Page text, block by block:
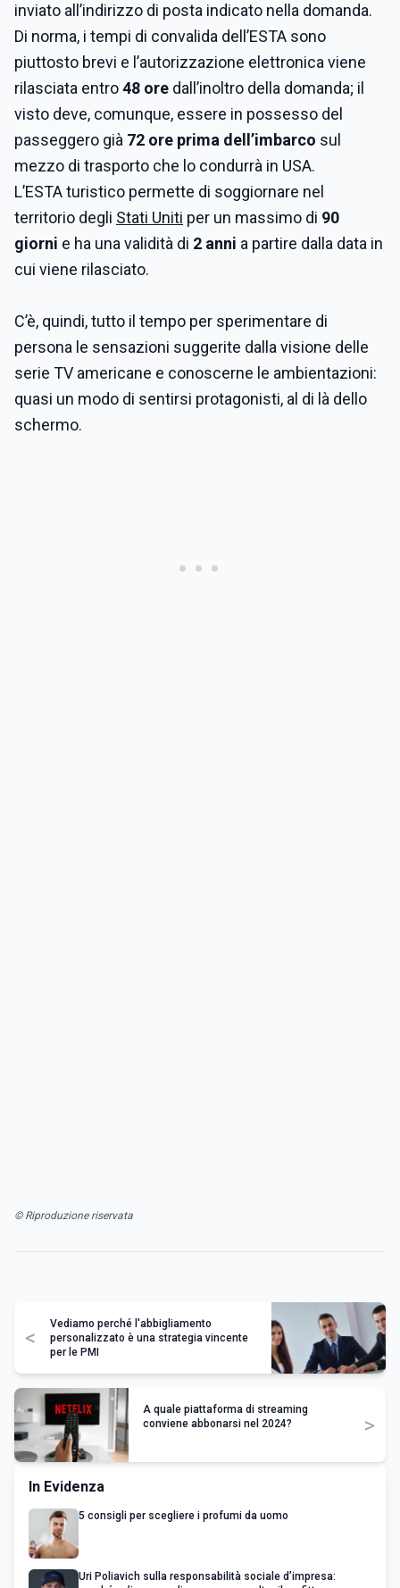
inviato all’indirizzo di posta indicato nella domanda.
Di norma, i tempi di convalida dell’ESTA sono
piuttosto brevi e l’autorizzazione elettronica viene
rilasciata entro48 ore dall’inoltro della domanda; il
visto deve, comunque, essere in possesso del
passeggero già 72 ore prima dell’imbarco sul
mezzo di trasporto che lo condurrà in USA.
L’ESTA turistico permette di soggiornare nel
territorio degli Stati Uniti per un massimo di 90
giorni e ha una validità di 2 anni a partire dalla data in
cui viene rilasciato.
C’è, quindi, tutto il tempo per sperimentare di
persona le sensazioni suggerite dalla visione delle
serie TV americane e conoscerne le ambientazioni:
quasi un modo di sentirsi protagonisti, al di là dello
schermo.
© Riproduzione riservata
<
Vediamo perché l'abbigliamento
personalizzato è una strategia vincente
per le PMI
A quale piattaforma di streaming
conviene abbonarsi nel 2024?
>
In Evidenza
5 consigli per scegliere i profumi da uomo
Uri Poliavich sulla responsabilità sociale d’impresa: